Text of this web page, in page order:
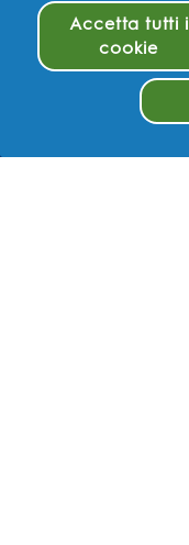
Accetta tutti i
cookie